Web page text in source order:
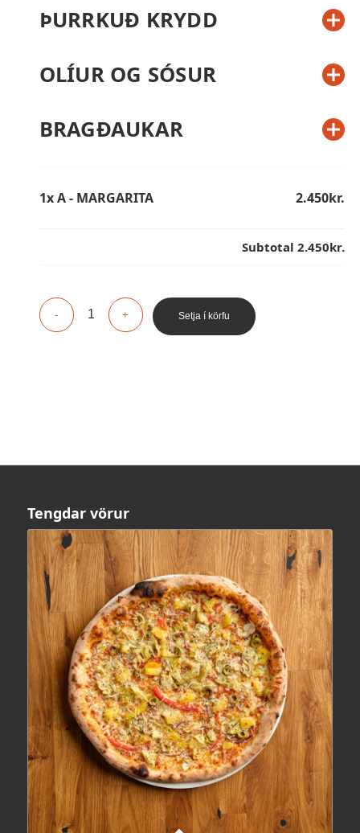
ÞURRKUÐ KRYDD
OLÍUR OG SÓSUR
BRAGÐAUKAR
1x A - MARGARITA 2.450kr.
Subtotal2.450kr.
Setja í körfu
Tengdar vörur